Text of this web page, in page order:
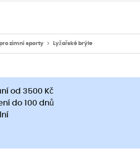
zimní sporty Lyžařské brýle
od 3500 Kč
do 100 dnů